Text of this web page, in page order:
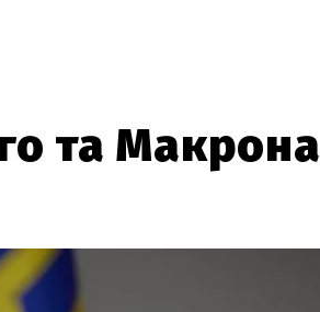
та Макрона